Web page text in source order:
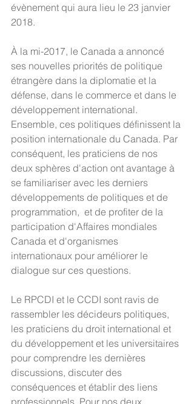
évènement qui aura lieu le 23 janvier
2018.
À la mi-2017, le Canada a annoncé
ses nouvelles priorités de politique
étrangère dans la diplomatie et la
défense, dans le commerce et dans le
développement international.
Ensemble, ces politiques définissent la
position internationale du Canada. Par
conséquent, les praticiens de nos
deux sphères d'action ont avantage à
se familiariser avec les derniers
développements de politiques et de
programmation,  et de profiter de la
participation d'Affaires mondiales
Canada et d'organismes
internationaux pour améliorer le
dialogue sur ces questions.
Le RPCDI et le CCDI sont ravis de
rassembler les décideurs politiques,
les praticiens du droit international et
du développement et les universitaires
pour comprendre les dernières
discussions, discuter des
conséquences et établir des liens
professionnels. Pour nos deux